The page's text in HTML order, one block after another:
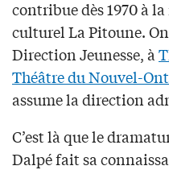
contribue dès 1970 à
culturel La Pitoune.
Direction Jeunesse, à
Théâtre du Nouvel-
assume la direction
C’est là que le
Dalpé fait sa